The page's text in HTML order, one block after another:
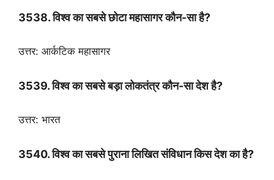
3538. विश्व का सबसे छोटा महासागर कौन-सा है?
उत्तर: आर्कटिक महासागर
3539. विश्व का सबसे बड़ा लोकतंत्र कौन-सा देश है?
उत्तर: भारत
3540. विश्व का सबसे पुराना लिखित संविधान किस देश का है?